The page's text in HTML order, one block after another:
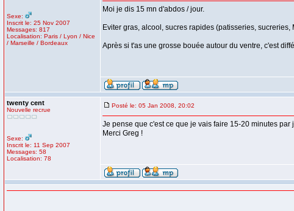
Sexe:
Inscrit le: 25 Nov 2007
Messages: 817
Localisation: Paris / Lyon / Nice
/ Marseille / Bordeaux
Moi je dis 15 mn d'abdos / jour.
Eviter gras, alcool, sucres rapides (patisseries, sucreries,
Après si t'as une grosse bouée autour du ventre, c'est
twenty cent
Nouvelle recrue
Sexe:
Inscrit le: 11 Sep 2007
Messages: 58
Localisation: 78
Posté le: 05 Jan 2008, 20:02
Je pense que c'est ce que je vais faire 15-20 minutes par
Merci Greg !